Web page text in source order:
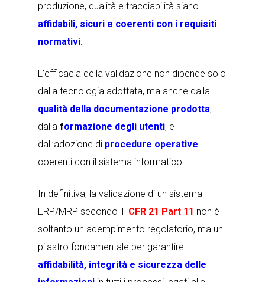
produzione, qualità e tracciabilità siano
affidabili, sicuri e coerenti con i requisiti
normativi.
L’efficacia della validazione non dipende solo
dalla tecnologia adottata, ma anche dalla
qualità della documentazione prodotta,
dalla formazione degli utenti, e
dall’adozione di procedure operative
coerenti con il sistema informatico.
In definitiva, la validazione di un sistema
ERP/MRP secondo il CFR 21 Part 11 non è
soltanto un adempimento regolatorio, ma un
pilastro fondamentale per garantire
affidabilità, integrità e sicurezza delle